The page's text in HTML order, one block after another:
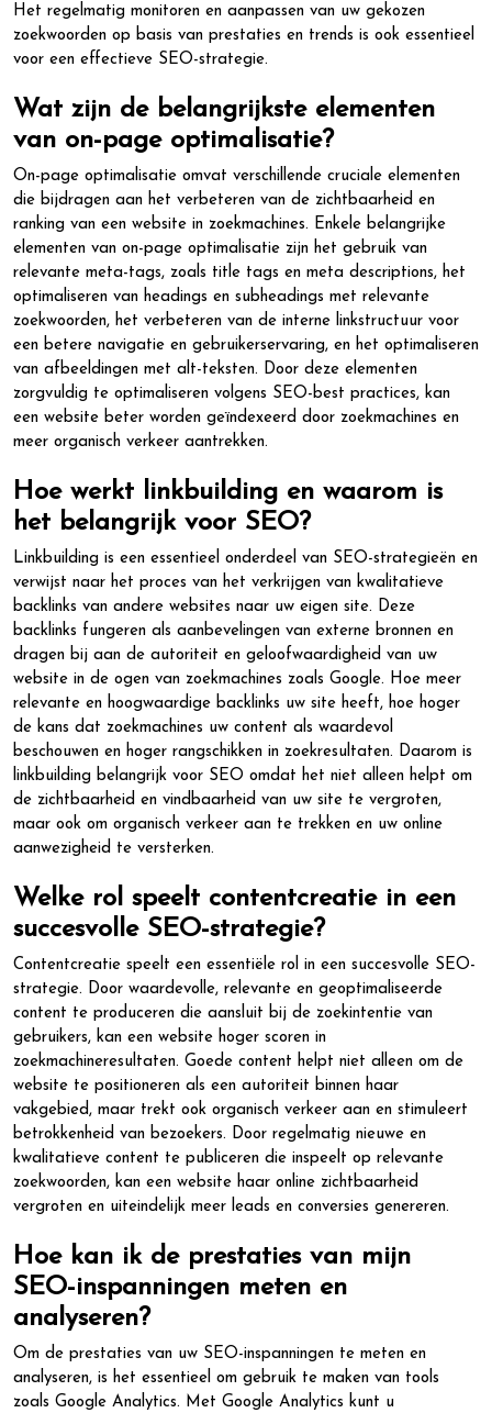
Het regelmatig monitoren en aanpassen van uw gekozen
zoekwoorden op basis van prestaties en trends is ook essentieel
voor een effectieve SEO-strategie.
Wat zijn de belangrijkste elementen
van on-page optimalisatie?
On-page optimalisatie omvat verschillende cruciale elementen
die bijdragen aan het verbeteren van de zichtbaarheid en
ranking van een website in zoekmachines. Enkele belangrijke
elementen van on-page optimalisatie zijn het gebruik van
relevante meta-tags, zoals title tags en meta descriptions, het
optimaliseren van headings en subheadings met relevante
zoekwoorden, het verbeteren van de interne linkstructuur voor
een betere navigatie en gebruikerservaring, en het optimaliseren
van afbeeldingen met alt-teksten. Door deze elementen
zorgvuldig te optimaliseren volgens SEO-best practices, kan
een website beter worden geïndexeerd door zoekmachines en
meer organisch verkeer aantrekken.
Hoe werkt linkbuilding en waarom is
het belangrijk voor SEO?
Linkbuilding is een essentieel onderdeel van SEO-strategieën en
verwijst naar het proces van het verkrijgen van kwalitatieve
backlinks van andere websites naar uw eigen site. Deze
backlinks fungeren als aanbevelingen van externe bronnen en
dragen bij aan de autoriteit en geloofwaardigheid van uw
website in de ogen van zoekmachines zoals Google. Hoe meer
relevante en hoogwaardige backlinks uw site heeft, hoe hoger
de kans dat zoekmachines uw content als waardevol
beschouwen en hoger rangschikken in zoekresultaten. Daarom is
linkbuilding belangrijk voor SEO omdat het niet alleen helpt om
de zichtbaarheid en vindbaarheid van uw site te vergroten,
maar ook om organisch verkeer aan te trekken en uw online
aanwezigheid te versterken.
Welke rol speelt contentcreatie in een
succesvolle SEO-strategie?
Contentcreatie speelt een essentiële rol in een succesvolle SEO-
strategie. Door waardevolle, relevante en geoptimaliseerde
content te produceren die aansluit bij de zoekintentie van
gebruikers, kan een website hoger scoren in
zoekmachineresultaten. Goede content helpt niet alleen om de
website te positioneren als een autoriteit binnen haar
vakgebied, maar trekt ook organisch verkeer aan en stimuleert
betrokkenheid van bezoekers. Door regelmatig nieuwe en
kwalitatieve content te publiceren die inspeelt op relevante
zoekwoorden, kan een website haar online zichtbaarheid
vergroten en uiteindelijk meer leads en conversies genereren.
Hoe kan ik de prestaties van mijn
SEO-inspanningen meten en
analyseren?
Om de prestaties van uw SEO-inspanningen te meten en
analyseren, is het essentieel om gebruik te maken van tools
zoals Google Analytics. Met Google Analytics kunt u